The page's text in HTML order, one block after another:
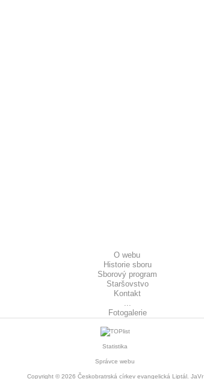
O webu
Historie sboru
Sborový program
Staršovstvo
Kontakt
Fotogalerie
Statistika
Správce webu
Copyright © 2026 Českobratrská církev evangelická Liptál. JaVr